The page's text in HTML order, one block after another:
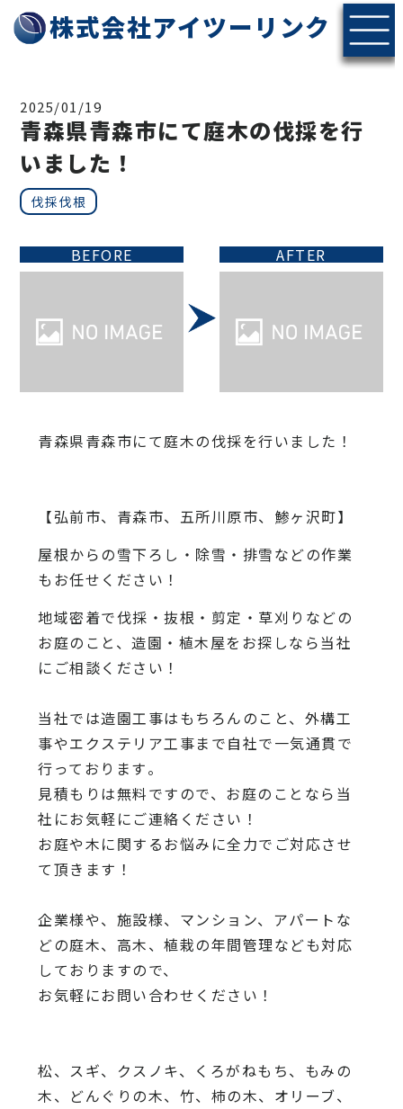
株式会社アイツーリンク
2025/01/19
青森県青森市にて庭木の伐採を行
いました！
伐採伐根
BEFORE AFTER
青森県青森市にて庭木の伐採を行いました！
【弘前市、青森市、五所川原市、鯵ヶ沢町】
屋根からの雪下ろし・除雪・排雪などの作業
もお任せください！
地域密着で伐採・抜根・剪定・草刈りなどの
お庭のこと、造園・ 植木屋をお探しなら当社
にご相談ください！
当社では造園工事はもちろんのこと、 外構工
事やエクステリア工事まで自社で一気通貫で
行っております。
見積もりは無料ですので、 お庭のことなら当
社にお気軽にご連絡ください！
お庭や木に関するお悩みに全力でご対応させ
て頂きます！
企業様や、施設様、マンション、アパートな
どの庭木、高木、植栽の年間管理なども対応
しておりますので、
お気軽にお問い合わせください！
松、スギ、クスノキ、くろがねもち、もみの
木、どんぐりの木、 竹、柿の木、オリーブ、